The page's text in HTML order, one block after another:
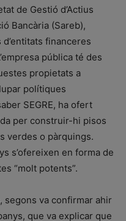
de Gestió d’Actius
Bancària (Sareb),
financeres
pública té des
propietats a
polítiques
SEGRE, ha ofert
per construir-hi pisos
verdes o pàrquings.
s’ofereixen en forma de
“molt potents”.
segons va confirmar ahir
que va explicar que